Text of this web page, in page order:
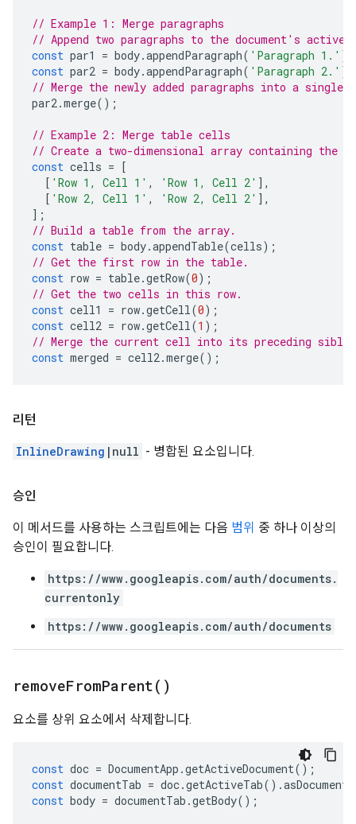
// Example 1: Merge paragraphs
// Append two paragraphs to the document's active
const par1 = body.appendParagraph( 'Paragraph 1.' );
const par2 = body.appendParagraph( 'Paragraph 2.' );
// Merge the newly added paragraphs into a single
par2.merge();
// Example 2: Merge table cells
// Create a two-dimensional array containing the
const cells = [
[ 'Row 1, Cell 1' , 'Row 1, Cell 2' ],
[ 'Row 2, Cell 1' , 'Row 2, Cell 2' ],
];
// Build a table from the array.
const table = body.appendTable(cells);
// Get the first row in the table.
const row = table.getRow(0);
// Get the two cells in this row.
const cell1 = row.getCell(0);
const cell2 = row.getCell(1 );
// Merge the current cell into its preceding
const merged = cell2.merge();
리턴
InlineDrawing |null - 병합된 요소입니다.
승인
이 메서드를 사용하는 스크립트에는 다음 범위 중 하나 이상의
승인이 필요합니다.
https://www.googleapis.com/auth/documents.
currentonly
https://www.googleapis.com/auth/documents
removeFromParent( )
요소를 상위 요소에서 삭제합니다.
const doc = DocumentApp .getActiveDocument();
const documentTab = doc.getActiveTab().
const body = documentTab .getBody();